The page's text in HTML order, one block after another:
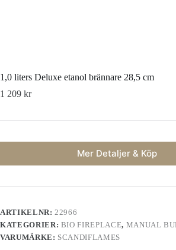
1,0 liters Deluxe etanol brännare 28,5 cm
1 209 kr
Mer Detaljer & Köp
ARTIKELNR: 22966
KATEGORIER: BIO FIREPLACE, MANUAL
VARUMÄRKE: SCANDIFLAMES